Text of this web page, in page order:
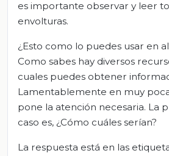
es importante observar y leer
envolturas.
¿Esto como lo puedes usar en
Como sabes hay diversos
cuales puedes obtener
Lamentablemente en muy
pone la atención necesaria. La
caso es, ¿Cómo cuáles serían?
La respuesta está en las